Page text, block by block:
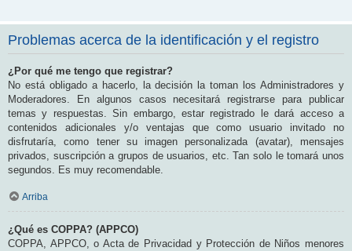
Problemas acerca de la identificación y el registro
¿Por qué me tengo que registrar?
No está obligado a hacerlo, la decisión la toman los Administradores y
Moderadores. En algunos casos necesitará registrarse para publicar
temas y respuestas. Sin embargo, estar registrado le dará acceso a
contenidos adicionales y/o ventajas que como usuario invitado no
disfrutaría, como tener su imagen personalizada (avatar), mensajes
privados, suscripción a grupos de usuarios, etc. Tan solo le tomará unos
segundos. Es muy recomendable.
Arriba
¿Qué es COPPA? (APPCO)
COPPA, APPCO, o Acta de Privacidad y Protección de Niños menores